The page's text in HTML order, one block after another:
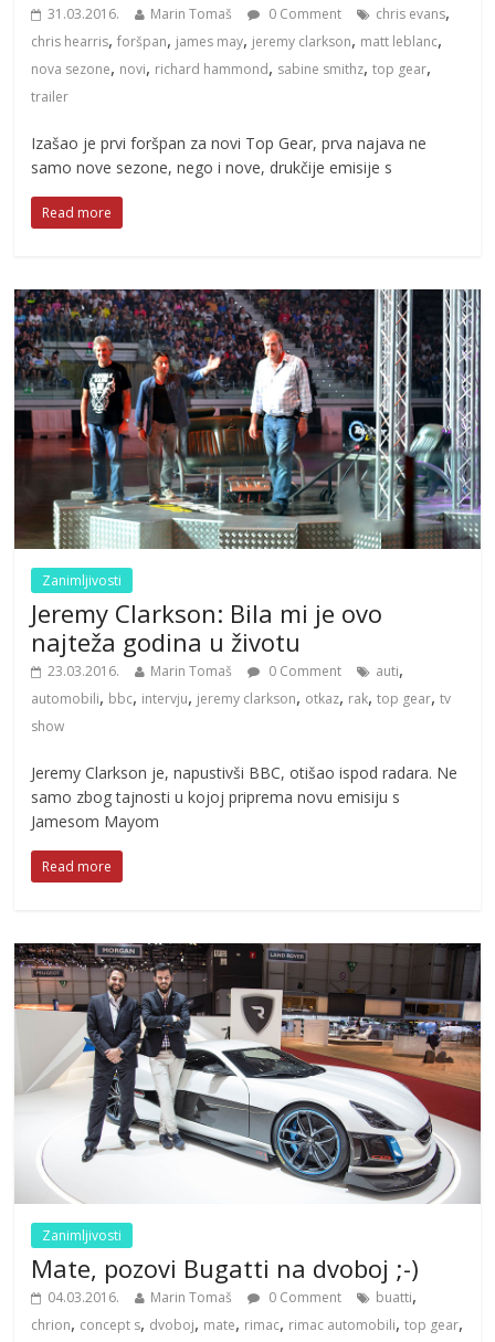
31.03.2016. Marin Tomaš 0 Comment chris evans,
chris hearris,foršpan, james may, jeremy clarkson, matt leblanc,
nova sezone, novi, richard hammond, sabine smithz,top gear,
trailer
Izašao je prvi foršpan za novi Top Gear, prva najava ne
samo nove sezone, nego i nove, drukčije emisije s
Read more
Zanimljivosti
Jeremy Clarkson: Bila mi je ovo
najteža godina u životu
23.03.2016. Marin Tomaš 0 Comment auti,
automobili, bbc, intervju, jeremy clarkson, otkaz, rak,top gear,tv
show
Jeremy Clarkson je, napustivši BBC, otišao ispod radara. Ne
samo zbog tajnosti u kojoj priprema novu emisiju s
Jamesom Mayom
Read more
Zanimljivosti
Mate, pozovi Bugatti na dvoboj ;-)
04.03.2016. Marin Tomaš 0 Comment buatti,
chrion, concept s, dvoboj, mate, rimac, rimac automobili,top gear,